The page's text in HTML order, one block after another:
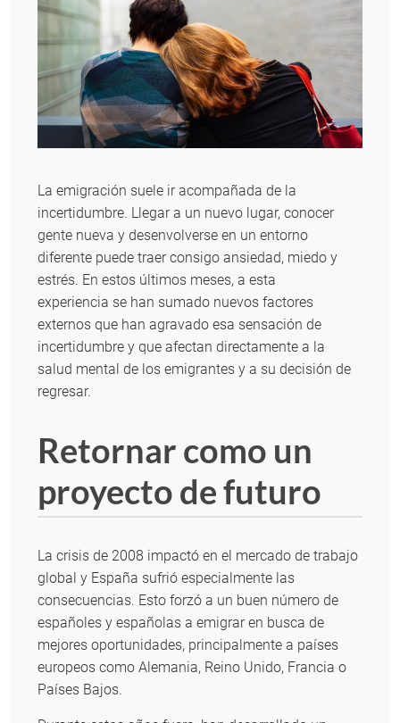
La emigración suele ir acompañada de la
incertidumbre. Llegar a un nuevo lugar, conocer
gente nueva y desenvolverse en un entorno
diferente puede traer consigo ansiedad, miedo y
estrés. En estos últimos meses, a esta
experiencia se han sumado nuevos factores
externos que han agravado esa sensación de
incertidumbre y que afectan directamente a la
salud mental de los emigrantes y a su decisión de
regresar.
Retornar como un
proyecto de futuro
La crisis de 2008 impactó en el mercado de trabajo
global y España sufrió especialmente las
consecuencias. Esto forzó a un buen número de
españoles y españolas a emigrar en busca de
mejores oportunidades, principalmente a países
europeos como Alemania, Reino Unido, Francia o
Países Bajos.